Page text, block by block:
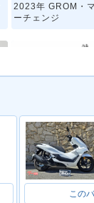
2023年 GROM・
ーチェンジ
2016年
イナーチェンジ
この